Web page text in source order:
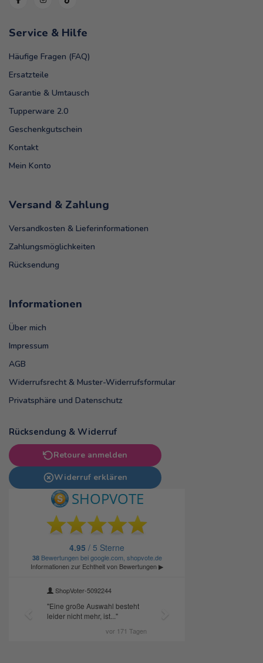
Service & Hilfe
Häufige Fragen (FAQ)
Ersatzteile
Garantie & Umtausch
Tupperware 2.0
Geschenkgutschein
Kontakt
Mein Konto
Versand & Zahlung
Versandkosten & Lieferinformationen
Zahlungsmöglichkeiten
Rücksendung
Informationen
Über mich
Impressum
AGB
Widerrufsrecht & Muster-Widerrufsformular
Privatsphäre und Datenschutz
Rücksendung & Widerruf
Retoure anmelden
Widerruf erklären